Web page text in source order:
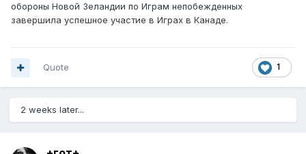
обороны Новой Зеландии по Играм непобежденных
завершила успешное участие в Играх в Канаде.
1
Quote
2 weeks later...